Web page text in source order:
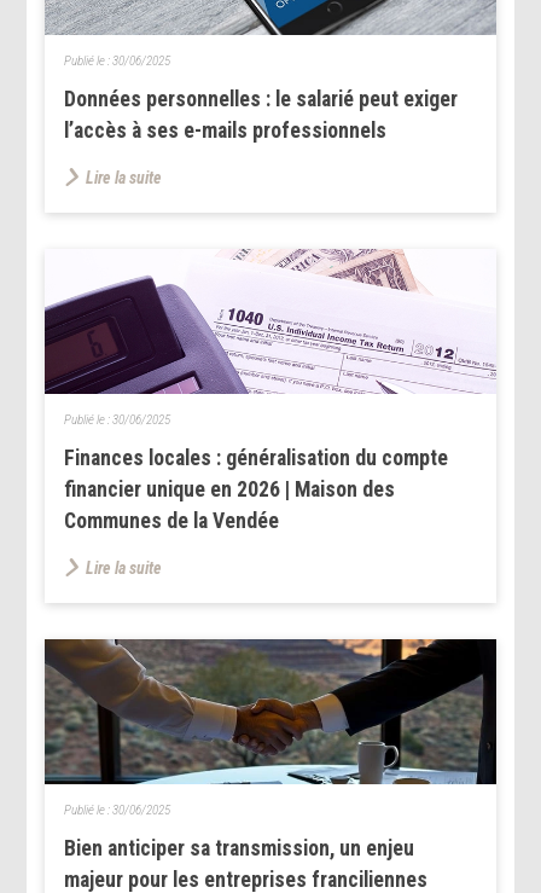
Données personnelles : le salarié peut exiger
l’accès à ses e-mails professionnels
Publié le :30/06/2025
Lire la suite
Finances locales : généralisation du compte
financier unique en 2026 | Maison des
Communes de la Vendée
Publié le :30/06/2025
Lire la suite
Bien anticiper sa transmission, un enjeu
majeur pour les entreprises franciliennes
Publié le :30/06/2025